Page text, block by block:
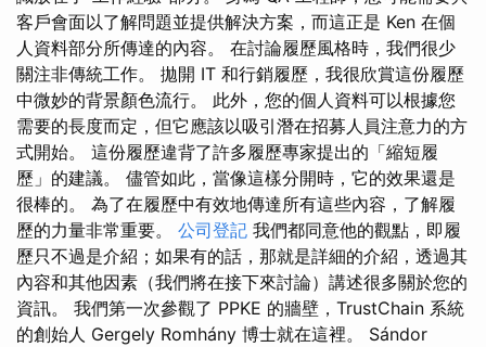
客戶會面以了解問題並提供解決方案，而這正是 Ken 在個
人資料部分所傳達的內容。 在討論履歷風格時，我們很少
關注非傳統工作。 拋開 IT 和行銷履歷，我很欣賞這份履歷
中微妙的背景顏色流行。 此外，您的個人資料可以根據您
需要的長度而定，但它應該以吸引潛在招募人員注意力的方
式開始。 這份履歷違背了許多履歷專家提出的「縮短履
歷」的建議。 儘管如此，當像這樣分開時，它的效果還是
很棒的。 為了在履歷中有效地傳達所有這些內容，了解履
歷的力量非常重要。 公司登記 我們都同意他的觀點，即履
歷只不過是介紹；如果有的話，那就是詳細的介紹，透過其
內容和其他因素（我們將在接下來討論）講述很多關於您的
資訊。 我們第一次參觀了 PPKE 的牆壁，TrustChain 系統
的創始人 Gergely Romhány 博士就在這裡。 Sándor